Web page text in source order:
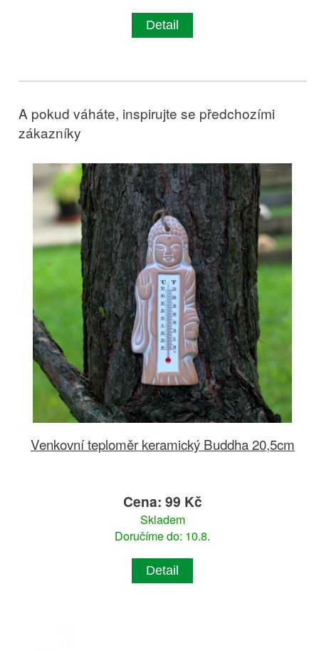
Detail
A pokud váháte, inspirujte se předchozími
zákazníky
Venkovní teploměr keramický Buddha 20,5cm
Cena: 99 Kč
Skladem
Doručíme do: 10.8.
Detail